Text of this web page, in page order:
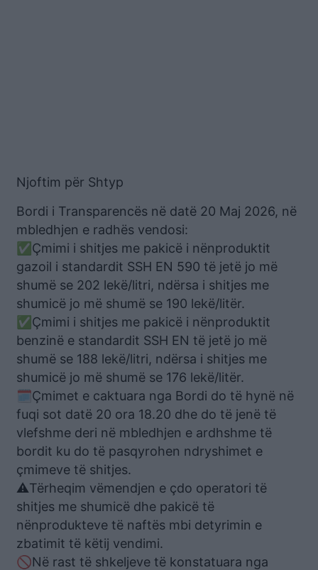
Njoftim për Shtyp
Bordi i Transparencës në datë 20 Maj 2026, në
mbledhjen e radhës vendosi:
✅Çmimi i shitjes me pakicë i nënproduktit
gazoil i standardit SSH EN 590 të jetë jo më
shumë se 202 lekë/litri, ndërsa i shitjes me
shumicë jo më shumë se 190 lekë/litër.
✅Çmimi i shitjes me pakicë i nënproduktit
benzinë e standardit SSH EN të jetë jo më
shumë se 188 lekë/litri, ndërsa i shitjes me
shumicë jo më shumë se 176 lekë/litër.
🗓️Çmimet e caktuara nga Bordi do të hynë në
fuqi sot datë 20 ora 18.20 dhe do të jenë të
vlefshme deri në mbledhjen e ardhshme të
bordit ku do të pasqyrohen ndryshimet e
çmimeve të shitjes.
⚠️Tërheqim vëmendjen e çdo operatori të
shitjes me shumicë dhe pakicë të
nënprodukteve të naftës mbi detyrimin e
zbatimit të këtij vendimi.
🚫Në rast të shkeljeve të konstatuara nga